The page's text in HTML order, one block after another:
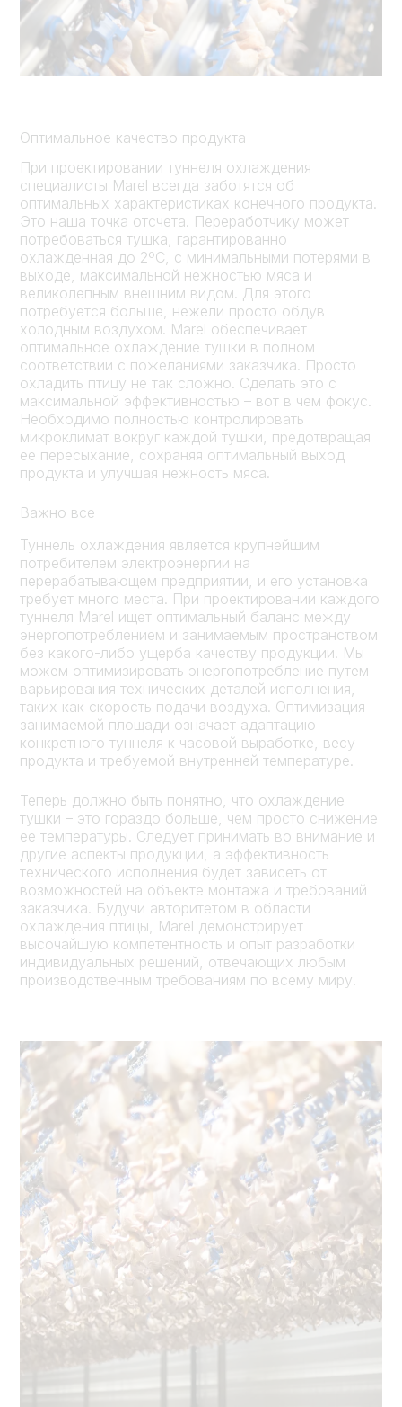
Оптимальное качество продукта
При проектировании туннеля охлаждения
специалисты Marel всегда заботятся об
оптимальных характеристиках конечного продукта.
Это наша точка отсчета. Переработчику может
потребоваться тушка, гарантированно
охлажденная до 2ºC, с минимальными потерями в
выходе, максимальной нежностью мяса и
великолепным внешним видом. Для этого
потребуется больше, нежели просто обдув
холодным воздухом. Marel обеспечивает
оптимальное охлаждение тушки в полном
соответствии с пожеланиями заказчика. Просто
охладить птицу не так сложно. Сделать это с
максимальной эффективностью – вот в чем фокус.
Необходимо полностью контролировать
микроклимат вокруг каждой тушки, предотвращая
ее пересыхание, сохраняя оптимальный выход
продукта и улучшая нежность мяса.
Важно все
Туннель охлаждения является крупнейшим
потребителем электроэнергии на
перерабатывающем предприятии, и его установка
требует много места. При проектировании каждого
туннеля Marel ищет оптимальный баланс между
энергопотреблением и занимаемым пространством
без какого-либо ущерба качеству продукции. Мы
можем оптимизировать энергопотребление путем
варьирования технических деталей исполнения,
таких как скорость подачи воздуха. Оптимизация
занимаемой площади означает адаптацию
конкретного туннеля к часовой выработке, весу
продукта и требуемой внутренней температуре.
Теперь должно быть понятно, что охлаждение
тушки – это гораздо больше, чем просто снижение
ее температуры. Следует принимать во внимание и
другие аспекты продукции, а эффективность
технического исполнения будет зависеть от
возможностей на объекте монтажа и требований
заказчика. Будучи авторитетом в области
охлаждения птицы, Marel демонстрирует
высочайшую компетентность и опыт разработки
индивидуальных решений, отвечающих любым
производственным требованиям по всему миру.